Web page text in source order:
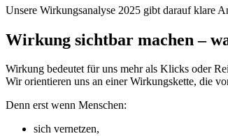
Unsere Wirkungsanalyse 2025 gibt darauf klare
Wirkung sichtbar machen –
Wirkung bedeutet für uns mehr als Klicks oder
Wir orientieren uns an einer Wirkungskette, die
Denn erst wenn Menschen:
sich vernetzen,